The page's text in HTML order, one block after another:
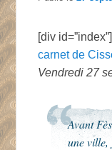
[div id=”index”]
carnet de
Vendredi 27
Avant
une ville,